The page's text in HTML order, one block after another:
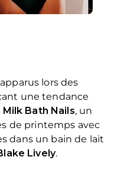
lors des
une tendance
Milk Bath Nails, un
de printemps avec
dans un bain de lait
Lively.